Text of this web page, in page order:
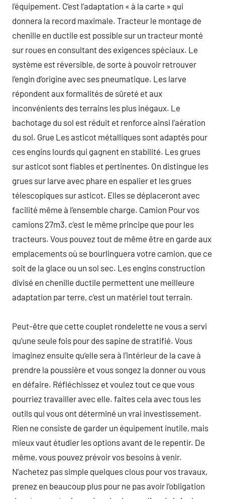
l’équipement. C’est l’adaptation « à la carte » qui
donnera la record maximale. Tracteur le montage de
chenille en ductile est possible sur un tracteur monté
sur roues en consultant des exigences spéciaux. Le
système est réversible, de sorte à pouvoir retrouver
l’engin d’origine avec ses pneumatique. Les larve
répondent aux formalités de sûreté et aux
inconvénients des terrains les plus inégaux. Le
bachotage du sol est réduit et renforce ainsi l’aération
du sol. Grue Les asticot métalliques sont adaptés pour
ces engins lourds qui gagnent en stabilité. Les grues
sur asticot sont fiables et pertinentes. On distingue les
grues sur larve avec phare en espalier et les grues
télescopiques sur asticot. Elles se déplaceront avec
facilité même à l’ensemble charge. Camion Pour vos
camions 27m3, c’est le même principe que pour les
tracteurs. Vous pouvez tout de même être en garde aux
emplacements où se bourlinguera votre camion, que ce
soit de la glace ou un sol sec. Les engins construction
divisé en chenille ductile permettent une meilleure
adaptation par terre, c’est un matériel tout terrain.
Peut-être que cette couplet rondelette ne vous a servi
qu’une seule fois pour des sapine de stratifié. Vous
imaginez ensuite qu’elle sera à l’intérieur de la cave à
prendre la poussière et vous songez la donner ou vous
en défaire. Réfléchissez et voulez tout ce que vous
pourriez travailler avec elle. faites cela avec tous les
outils qui vous ont déterminé un vrai investissement.
Rien ne consiste de garder un équipement inutile, mais
mieux vaut étudier les options avant de le repentir. De
même, vous pouvez prévoir vos besoins à venir.
N’achetez pas simple quelques clous pour vos travaux,
prenez en beaucoup plus pour ne pas avoir l’obligation